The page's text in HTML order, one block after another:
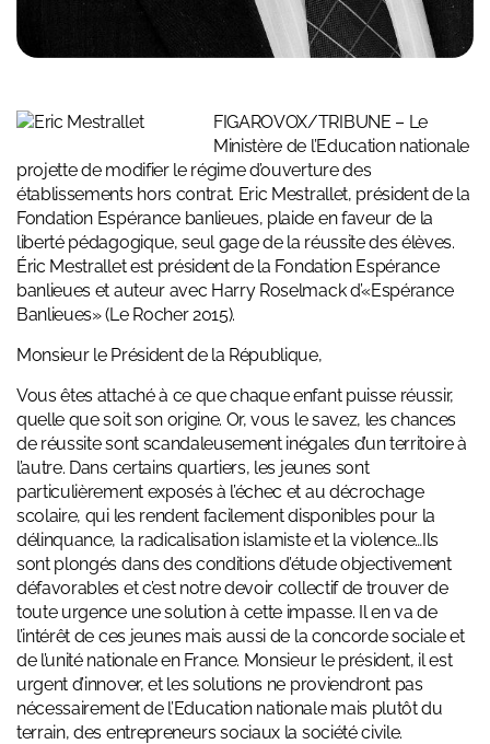
FIGAROVOX/TRIBUNE – Le
Ministère de l’Education nationale
projette de modifier le régime d’ouverture des
établissements hors contrat. Eric Mestrallet, président de la
Fondation Espérance banlieues, plaide en faveur de la
liberté pédagogique, seul gage de la réussite des élèves.
Éric Mestrallet est président de la Fondation Espérance
banlieues et auteur avec Harry Roselmack d’«Espérance
Banlieues» (Le Rocher 2015).
Monsieur le Président de la République,
Vous êtes attaché à ce que chaque enfant puisse réussir,
quelle que soit son origine. Or, vous le savez, les chances
de réussite sont scandaleusement inégales d’un territoire à
l’autre. Dans certains quartiers, les jeunes sont
particulièrement exposés à l’échec et au décrochage
scolaire, qui les rendent facilement disponibles pour la
délinquance, la radicalisation islamiste et la violence…Ils
sont plongés dans des conditions d’étude objectivement
défavorables et c’est notre devoir collectif de trouver de
toute urgence une solution à cette impasse. Il en va de
l’intérêt de ces jeunes mais aussi de la concorde sociale et
de l’unité nationale en France. Monsieur le président, il est
urgent d’innover, et les solutions ne proviendront pas
nécessairement de l’Education nationale mais plutôt du
terrain, des entrepreneurs sociaux la société civile.